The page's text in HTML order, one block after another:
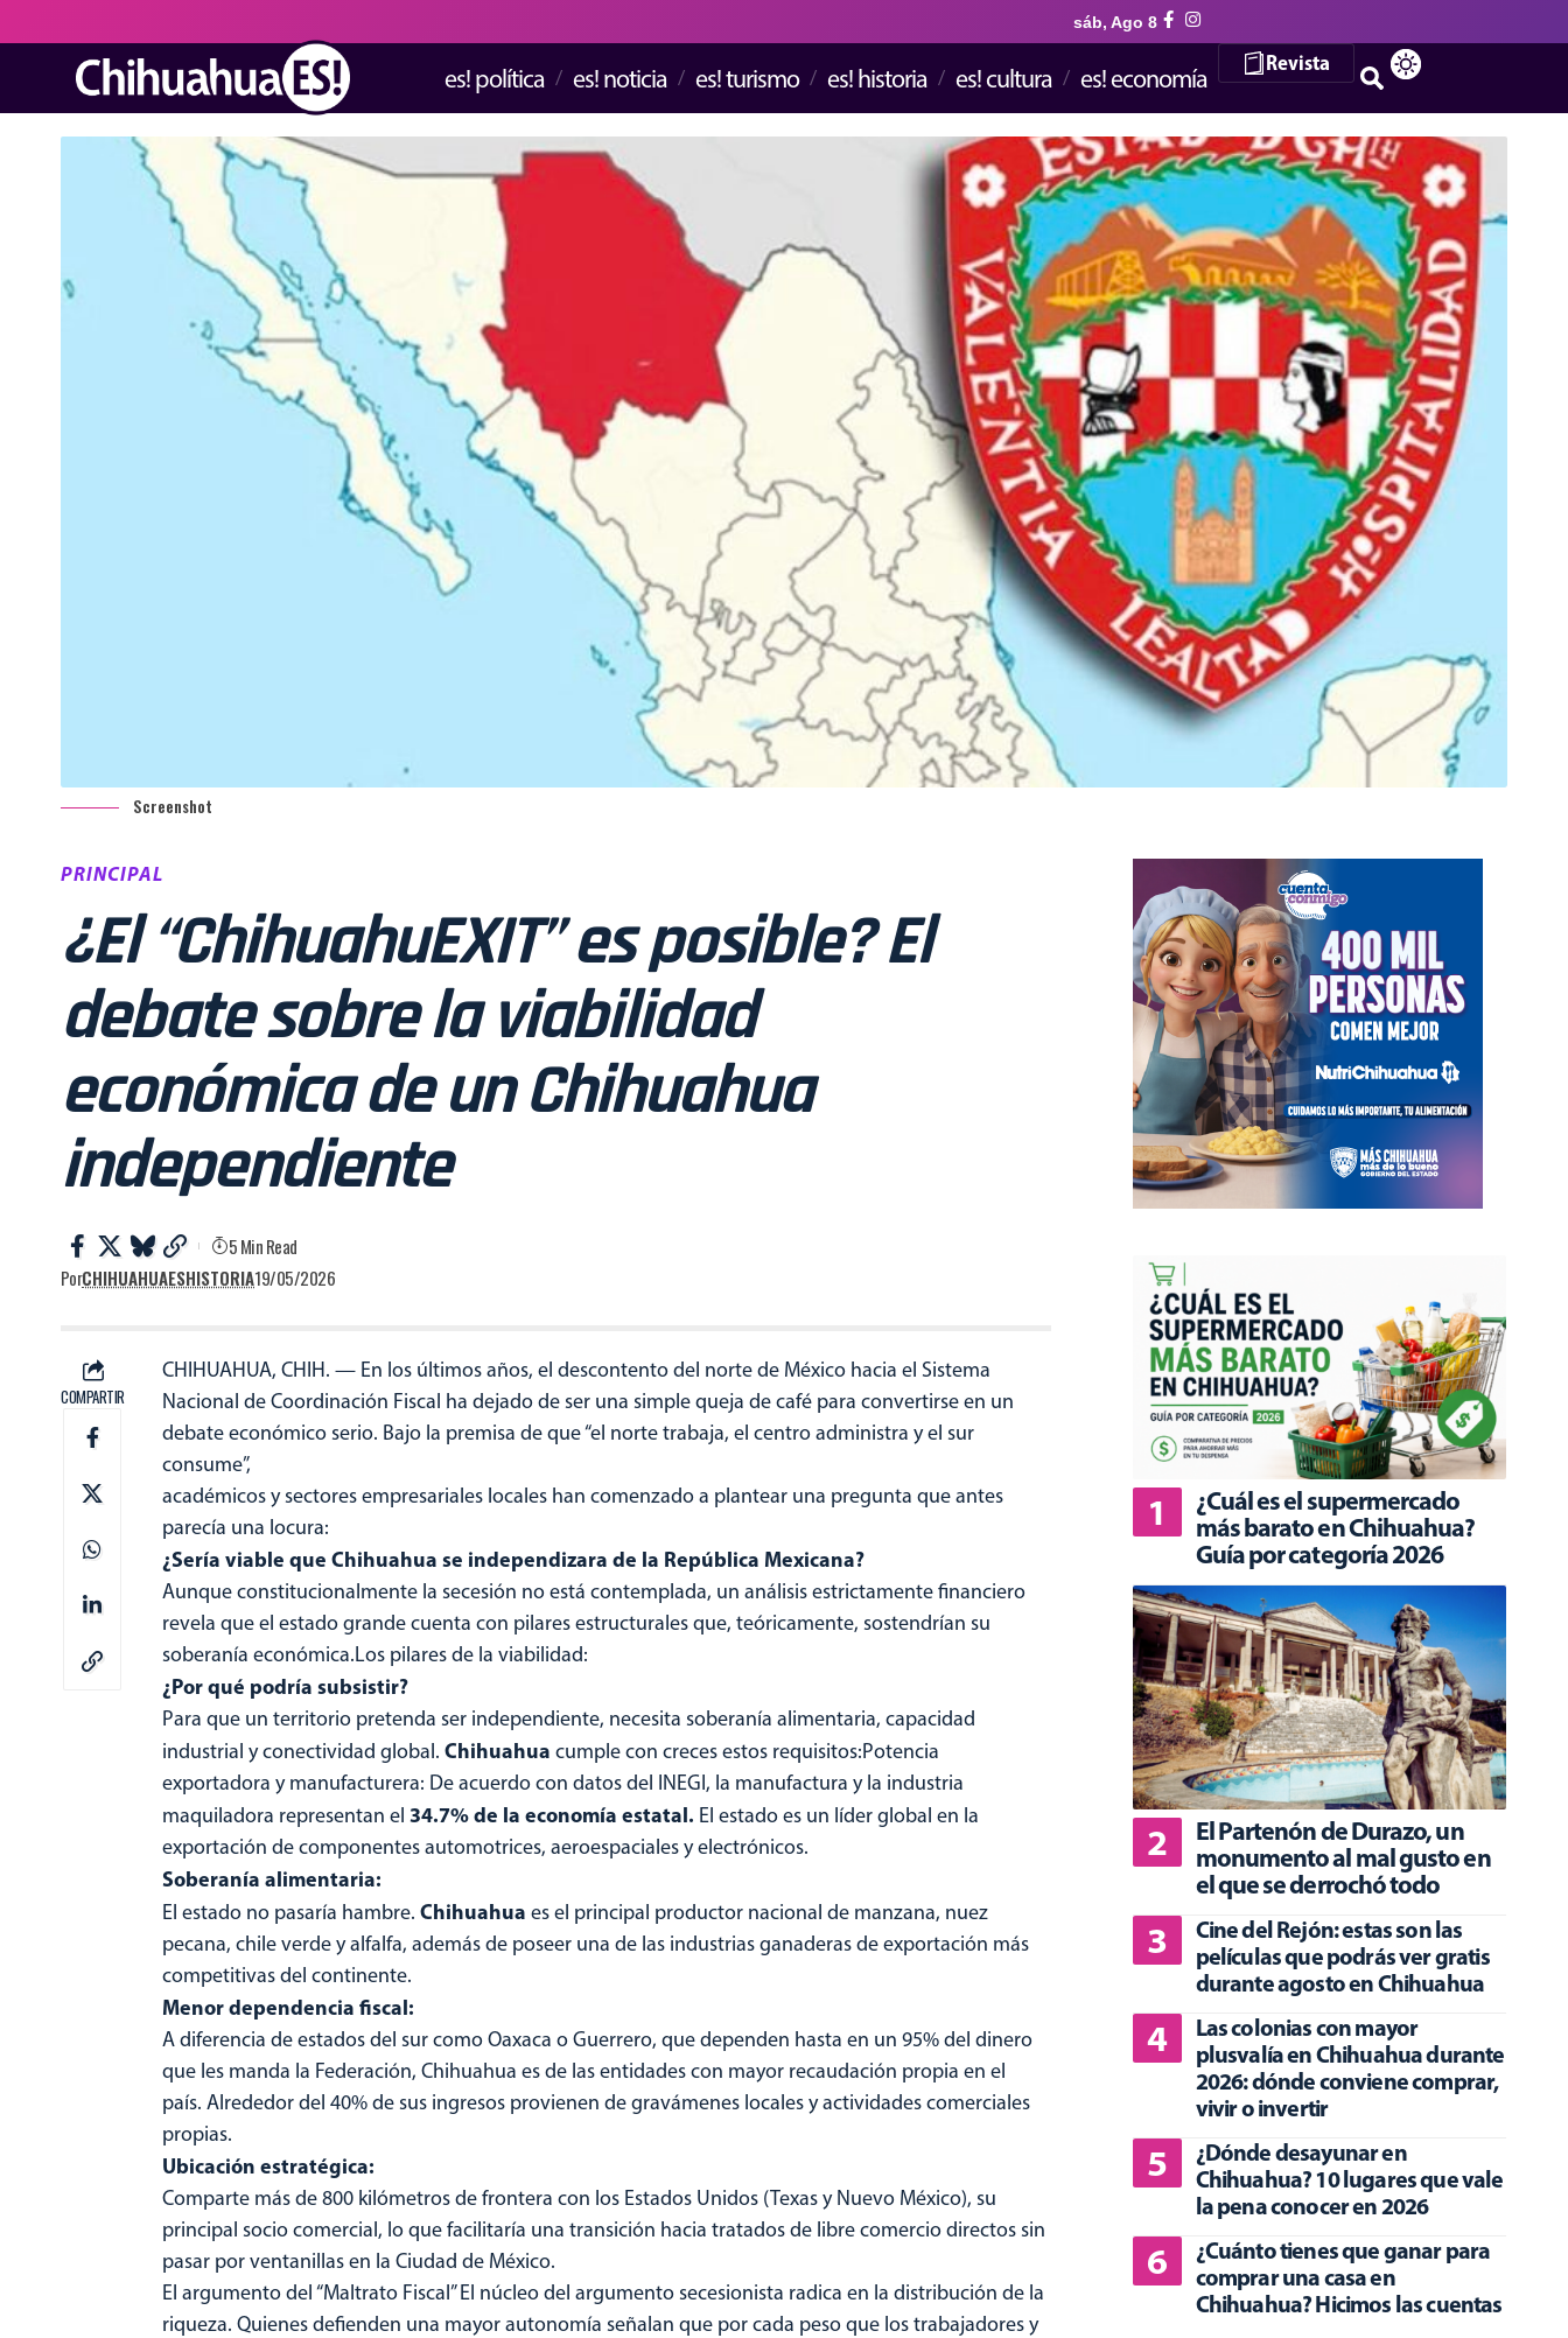
sáb, Ago 8
es! política es! noticia es! turismo es! historia es! cultura es! economía Revista
Screenshot
PRINCIPAL
¿El “ChihuahuEXIT” es posible? El
debate sobre la viabilidad
económica de un Chihuahua
independiente
PorCHIHUAHUAESHISTORIA19/05/2026
5 Min Read
COMPARTIR
CHIHUAHUA, CHIH. — En los últimos años, el descontento del norte de México hacia el Sistema
Nacional de Coordinación Fiscal ha dejado de ser una simple queja de café para convertirse en un
debate económico serio. Bajo la premisa de que “el norte trabaja, el centro administra y el sur
consume”,
académicos y sectores empresariales locales han comenzado a plantear una pregunta que antes
parecía una locura:
¿Sería viable que Chihuahua se independizara de la República Mexicana?
Aunque constitucionalmente la secesión no está contemplada, un análisis estrictamente financiero
revela que el estado grande cuenta con pilares estructurales que, teóricamente, sostendrían su
soberanía económica.Los pilares de la viabilidad:
¿Por qué podría subsistir?
Para que un territorio pretenda ser independiente, necesita soberanía alimentaria, capacidad
industrial y conectividad global. Chihuahua cumple con creces estos requisitos:Potencia
exportadora y manufacturera: De acuerdo con datos del INEGI, la manufactura y la industria
maquiladora representan el 34.7% de la economía estatal. El estado es un líder global en la
exportación de componentes automotrices, aeroespaciales y electrónicos.
Soberanía alimentaria:
El estado no pasaría hambre. Chihuahua es el principal productor nacional de manzana, nuez
pecana, chile verde y alfalfa, además de poseer una de las industrias ganaderas de exportación más
competitivas del continente.
Menor dependencia fiscal:
A diferencia de estados del sur como Oaxaca o Guerrero, que dependen hasta en un 95% del dinero
que les manda la Federación, Chihuahua es de las entidades con mayor recaudación propia en el
país. Alrededor del 40% de sus ingresos provienen de gravámenes locales y actividades comerciales
propias.
Ubicación estratégica:
Comparte más de 800 kilómetros de frontera con los Estados Unidos (Texas y Nuevo México), su
principal socio comercial, lo que facilitaría una transición hacia tratados de libre comercio directos sin
pasar por ventanillas en la Ciudad de México.
El argumento del “Maltrato Fiscal” El núcleo del argumento secesionista radica en la distribución de la
riqueza. Quienes defienden una mayor autonomía señalan que por cada peso que los trabajadores y
¿Cuál es el supermercado
más barato en Chihuahua?
Guía por categoría 2026
El Partenón de Durazo, un
monumento al mal gusto en
el que se derrochó todo
Cine del Rejón: estas son las
películas que podrás ver gratis
durante agosto en Chihuahua
Las colonias con mayor
plusvalía en Chihuahua durante
2026: dónde conviene comprar,
vivir o invertir
¿Dónde desayunar en
Chihuahua? 10 lugares que vale
la pena conocer en 2026
¿Cuánto tienes que ganar para
comprar una casa en
Chihuahua? Hicimos las cuentas